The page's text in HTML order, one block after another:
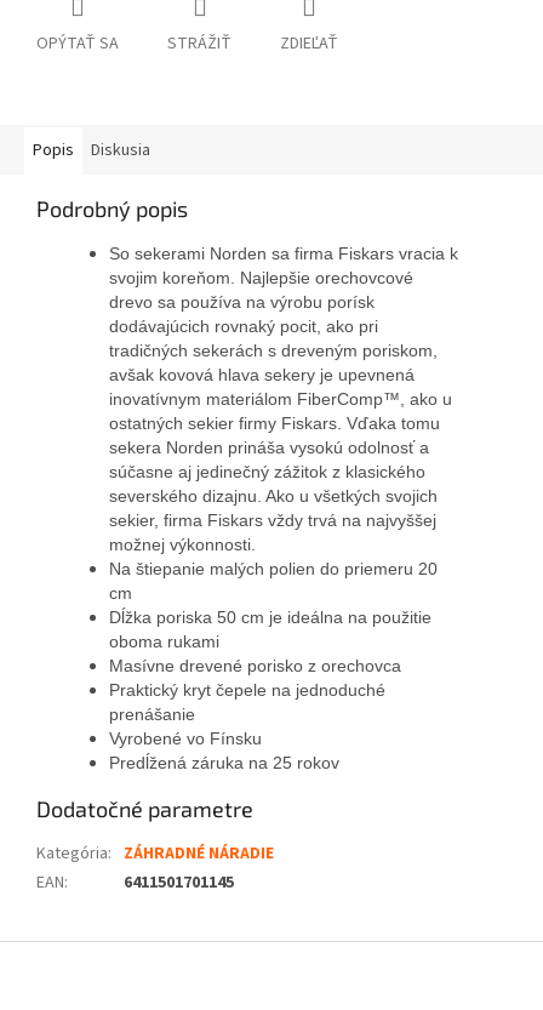
OPÝTAŤ SA STRÁŽIŤ ZDIEĽAŤ
Popis Diskusia
Podrobný popis
So sekerami Norden sa firma Fiskars vracia k
svojim koreňom. Najlepšie orechovcové
drevo sa používa na výrobu porísk
dodávajúcich rovnaký pocit, ako pri
tradičných sekerách s dreveným poriskom,
avšak kovová hlava sekery je upevnená
inovatívnym materiálom FiberComp™, ako u
ostatných sekier firmy Fiskars. Vďaka tomu
sekera Norden prináša vysokú odolnosť a
súčasne aj jedinečný zážitok z klasického
severského dizajnu. Ako u všetkých svojich
sekier, firma Fiskars vždy trvá na najvyššej
možnej výkonnosti.
Na štiepanie malých polien do priemeru 20
cm
Dĺžka poriska 50 cm je ideálna na použitie
oboma rukami
Masívne drevené porisko z orechovca
Praktický kryt čepele na jednoduché
prenášanie
Vyrobené vo Fínsku
Predĺžená záruka na 25 rokov
Dodatočné parametre
Kategória: ZÁHRADNÉ NÁRADIE
EAN: 6411501701145